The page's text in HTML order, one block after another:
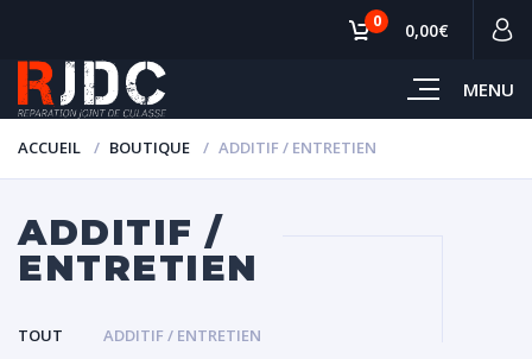
MENU
0 0,00€
ACCUEIL BOUTIQUE ADDITIF / ENTRETIEN
ADDITIF /
ENTRETIEN
TOUT
ADDITIF / ENTRETIEN